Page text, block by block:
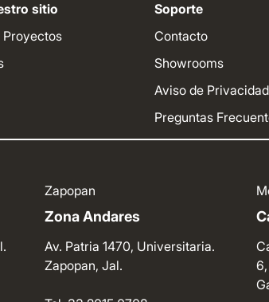
sitio
Proyectos
Soporte
Contacto
Showrooms
Aviso de Privacidad
Preguntas
Zapopan
Zona Andares
Av. Patria 1470, Universitaria.
Zapopan, Jal.